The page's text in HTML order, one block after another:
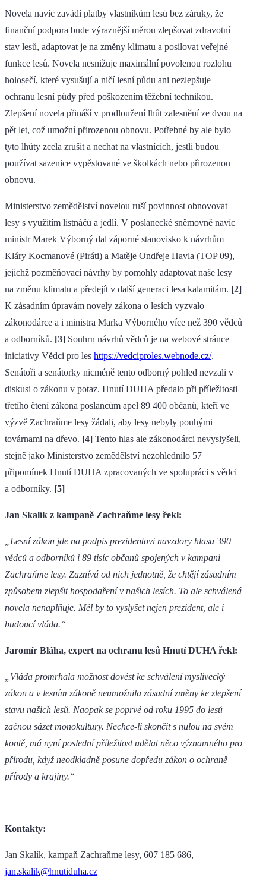
Novela navíc zavádí platby vlastníkům lesů bez záruky, že
finanční podpora bude výraznější měrou zlepšovat zdravotní
stav lesů, adaptovat je na změny klimatu a posilovat veřejné
funkce lesů. Novela nesnižuje maximální povolenou rozlohu
holosečí, které vysušují a ničí lesní půdu ani nezlepšuje
ochranu lesní půdy před poškozením těžební technikou.
Zlepšení novela přináší v prodloužení lhůt zalesnění ze dvou na
pět let, což umožní přirozenou obnovu. Potřebné by ale bylo
tyto lhůty zcela zrušit a nechat na vlastnících, jestli budou
používat sazenice vypěstované ve školkách nebo přirozenou
obnovu.
Ministerstvo zemědělství novelou ruší povinnost obnovovat
lesy s využitím listnáčů a jedlí. V poslanecké sněmovně navíc
ministr Marek Výborný dal záporné stanovisko k návrhům
Kláry Kocmanové (Piráti) a Matěje Ondřeje Havla (TOP 09),
jejichž pozměňovací návrhy by pomohly adaptovat naše lesy
na změnu klimatu a předejít v další generaci lesa kalamitám. [2]
K zásadním úpravám novely zákona o lesích vyzvalo
zákonodárce a i ministra Marka Výborného více než 390 vědců
a odborníků. [3] Souhrn návrhů vědců je na webové stránce
iniciativy Vědci pro les https://vedciproles.webnode.cz/.
Senátoři a senátorky nicméně tento odborný pohled nevzali v
diskusi o zákonu v potaz. Hnutí DUHA předalo při příležitosti
třetího čtení zákona poslancům apel 89 400 občanů, kteří ve
výzvě Zachraňme lesy žádali, aby lesy nebyly pouhými
továrnami na dřevo. [4] Tento hlas ale zákonodárci nevyslyšeli,
stejně jako Ministerstvo zemědělství nezohlednilo 57
připomínek Hnutí DUHA zpracovaných ve spolupráci s vědci
a odborníky. [5]
Jan Skalík z kampaně Zachraňme lesy řekl:
„Lesní zákon jde na podpis prezidentovi navzdory hlasu 390
vědců a odborníků i 89 tisíc občanů spojených v kampani
Zachraňme lesy. Zaznívá od nich jednotně, že chtějí zásadním
způsobem zlepšit hospodaření v našich lesích. To ale schválená
novela nenaplňuje. Měl by to vyslyšet nejen prezident, ale i
budoucí vláda.“
Jaromír Bláha, expert na ochranu lesů Hnutí DUHA řekl:
„Vláda promrhala možnost dovést ke schválení myslivecký
zákon a v lesním zákoně neumožnila zásadní změny ke zlepšení
stavu našich lesů. Naopak se poprvé od roku 1995 do lesů
začnou sázet monokultury. Nechce-li skončit s nulou na svém
kontě, má nyní poslední příležitost udělat něco významného pro
přírodu, když neodkladně posune dopředu zákon o ochraně
přírody a krajiny.“
Kontakty:
Jan Skalík, kampaň Zachraňme lesy, 607 185 686,
jan.skalik@hnutiduha.cz